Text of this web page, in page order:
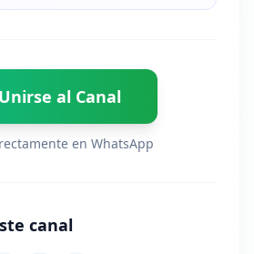
al Canal
en WhatsApp
canal